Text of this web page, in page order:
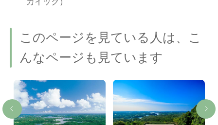
このページを見ている人は、こ
んなページも見ています